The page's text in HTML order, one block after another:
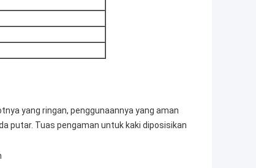
yang ringan, penggunaannya yang aman
putar. Tuas pengaman untuk kaki diposisikan